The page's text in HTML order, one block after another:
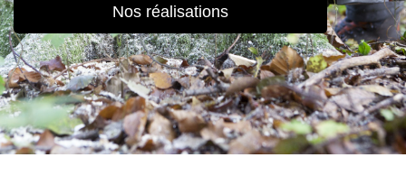
Nos réalisations